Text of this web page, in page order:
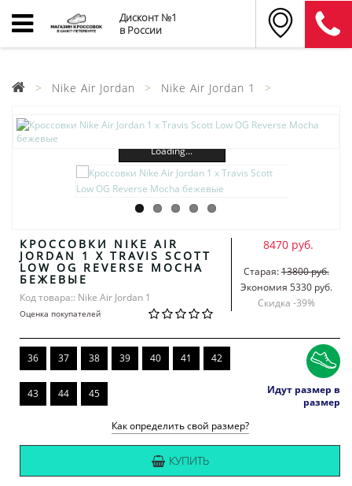
Дисконт №1
в России
Nike Air Jordan Nike Air Jordan 1
Loading...
КРОССОВКИ NIKE AIR
JORDAN 1 X TRAVIS SCOTT
LOW OG REVERSE MOCHA
БЕЖЕВЫЕ
Код товара:: Nike Air Jordan 1
Оценка покупателей
8470 руб.
Старая:13800 руб.
Экономия 5330 руб.
Скидка -39%
36 37 38 39 40 41 42
43 44 45
Идут размер в
размер
Как определить свой размер?
КУПИТЬ